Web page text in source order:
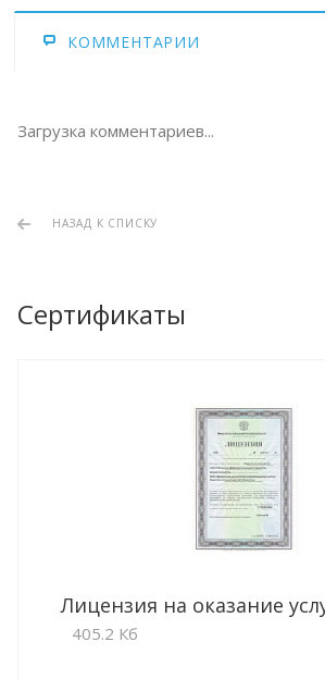
КОММЕНТАРИИ
Загрузка комментариев...
НАЗАД К СПИСКУ
Сертификаты
Лицензия на оказание
405.2 Кб